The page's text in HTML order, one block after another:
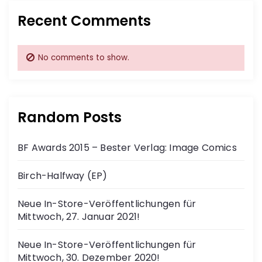
Recent Comments
No comments to show.
Random Posts
BF Awards 2015 – Bester Verlag: Image Comics
Birch-Halfway (EP)
Neue In-Store-Veröffentlichungen für
Mittwoch, 27. Januar 2021!
Neue In-Store-Veröffentlichungen für
Mittwoch, 30. Dezember 2020!